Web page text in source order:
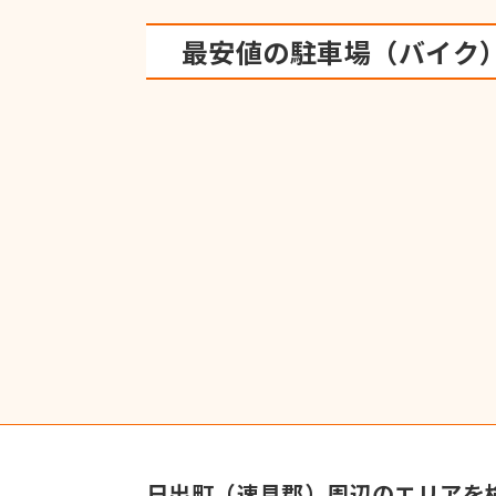
最安値の駐車場（バイク）